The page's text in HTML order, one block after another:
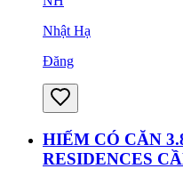
Nhật Hạ
Đăng
HIẾM CÓ CĂN
RESIDENCES